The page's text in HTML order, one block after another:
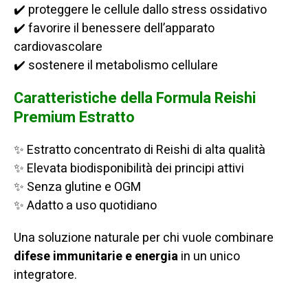
✔️ proteggere le cellule dallo stress ossidativo
✔️ favorire il benessere dell’apparato
cardiovascolare
✔️ sostenere il metabolismo cellulare
Caratteristiche della Formula Reishi
Premium Estratto
✨ Estratto concentrato di Reishi di alta qualità
✨ Elevata biodisponibilità dei principi attivi
✨ Senza glutine e OGM
✨ Adatto a uso quotidiano
Una soluzione naturale per chi vuole combinare
difese immunitarie e energiain un unico
integratore.